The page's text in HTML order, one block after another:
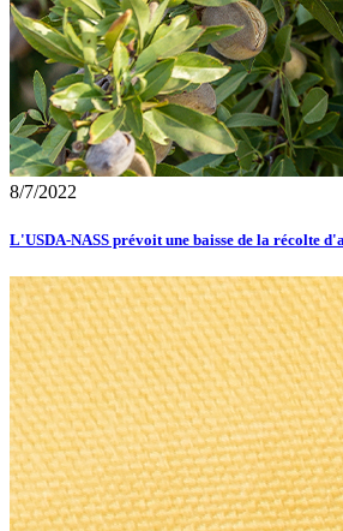
8/7/2022
L'USDA-NASS prévoit une baisse de la récolte